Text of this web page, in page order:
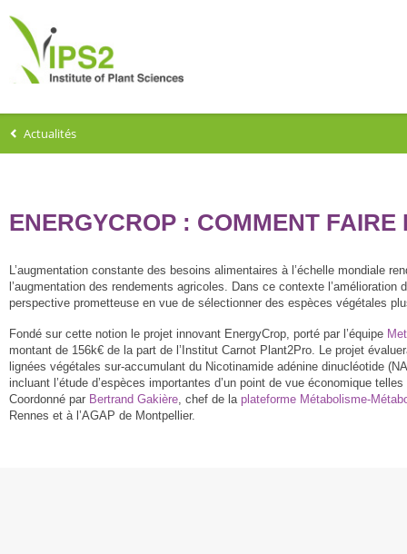
Actualités
ENERGYCROP : COMMENT
L’augmentation constante des besoins alimentaires à l’échelle mondiale
l’augmentation des rendements agricoles. Dans ce contexte
perspective prometteuse en vue de sélectionner des espèces végétales
Fondé sur cette notion le projet innovant EnergyCrop, porté par l’équipe
montant de 156k€ de la part de l’Institut Carnot Plant2Pro. Le projet
lignées végétales sur-accumulant du Nicotinamide adénine dinucléotide
incluant l’étude d’espèces importantes d’un point de vue économique
Coordonné par Bertrand Gakière, chef de la plateforme Métabolisme-
Rennes et à l’AGAP de Montpellier.